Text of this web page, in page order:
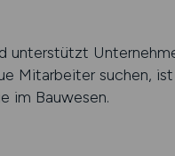
unterstützt
Mitarbeiter suchen,
im Bauwesen.